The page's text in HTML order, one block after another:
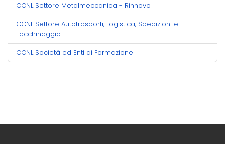
CCNL Settore Metalmeccanica - Rinnovo
CCNL Settore Autotrasporti, Logistica, Spedizioni e
Facchinaggio
CCNL Società ed Enti di Formazione